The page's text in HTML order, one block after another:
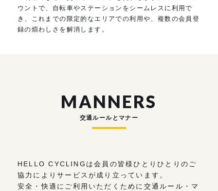
ウントで、自転車やステーションをシームレスに利用で
き、これまでの限定的なエリアでの利用や、複数の会員登
録の煩わしさを解消します。
MANNERS
交通ルールとマナー
HELLO CYCLINGは会員の皆様ひとりひとりのご
協力によりサービスが成り立っています。
安全・快適にご利用いただくために交通ルール・マ